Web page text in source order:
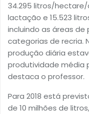
34.295 litros/
lactação e 15.523
incluindo as áreas
categorias de recria.
produção diária
produtividade média
destaca o professor.
Para 2018 está
de 10 milhões de